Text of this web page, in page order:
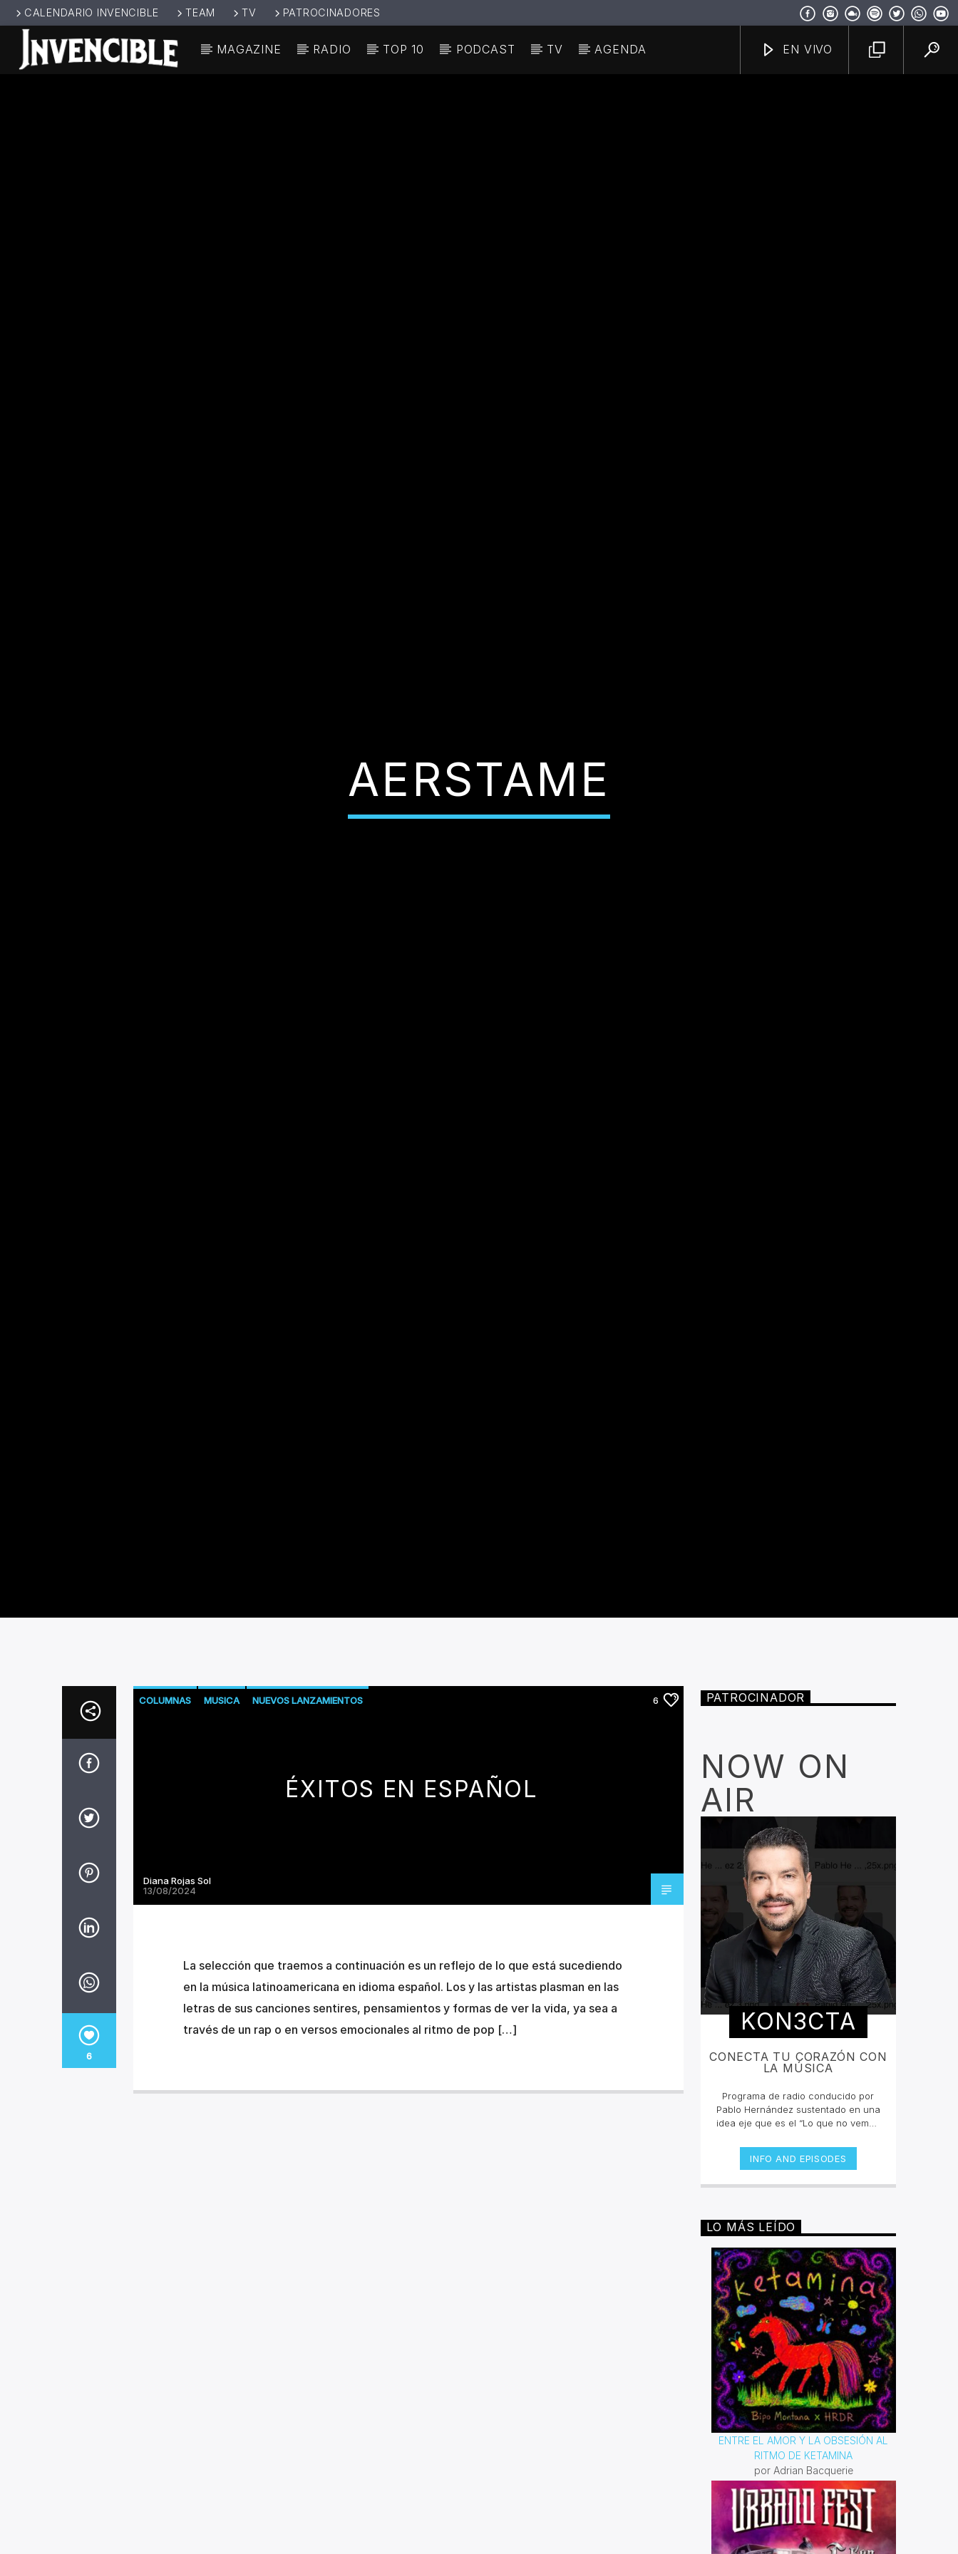
CALENDARIO INVENCIBLE TEAM TV PATROCINADORES
MAGAZINE RADIO TOP 10 PODCAST TV AGENDA EN VIVO
AERSTAME
6
COLUMNAS MUSICA NUEVOS LANZAMIENTOS 6
ÉXITOS EN ESPAÑOL
Diana Rojas Sol
13/08/2024
La selección que traemos a continuación es un reflejo de lo que está sucediendo
en la música latinoamericana en idioma español. Los y las artistas plasman en las
letras de sus canciones sentires, pensamientos y formas de ver la vida, ya sea a
través de un rap o en versos emocionales al ritmo de pop […]
PATROCINADOR
NOW ON
AIR
KON3CTA
CONECTA TU CORAZÓN CON
LA MÚSICA
Programa de radio conducido por
Pablo Hernández sustentado en una
idea eje que es el “Lo que no vemos
que todo es energía y todos somos
lo mismo, pero un mundo que todos
ver lo material, dejando a un lado lo
somos, donde es importante
conectarnos de nuevo con nuestro
verdadero origen que nos permitirá
recordar quienes somo en realidad y
para qué estamos en este plano y
que mejor acompañándolo de
melodías que nos inviten a
reflexionar sobre este tema que no
solo es importante sino vital.
INFO AND EPISODES
LO MÁS LEÍDO
ENTRE EL AMOR Y LA OBSESIÓN AL
RITMO DE KETAMINA
por Adrian Bacquerie